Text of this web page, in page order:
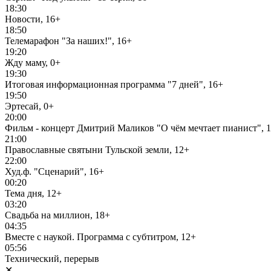
18:30
Новости, 16+
18:50
Телемарафон "За наших!", 16+
19:20
Жду маму, 0+
19:30
Итоговая информационная программа "7 дней", 16+
19:50
Эртесай, 0+
20:00
Фильм - концерт Дмитрий Маликов "О чём мечтает пианист",
21:00
Православные святыни Тульской земли, 12+
22:00
Худ.ф. "Сценарий", 16+
00:20
Тема дня, 12+
03:20
Свадьба на миллион, 18+
04:35
Вместе с наукой. Программа с субтитром, 12+
05:56
Технический, перерыв